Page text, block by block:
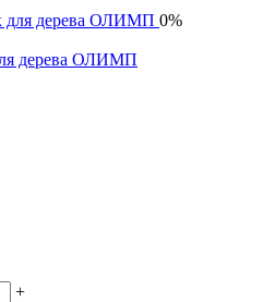
0%
дерева ОЛИМП
+